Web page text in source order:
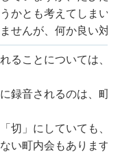
かとも考えてしまい
せんが、何か良い対
ることについては、
録音されるのは、町
切」にしていても、
い町内会もあります